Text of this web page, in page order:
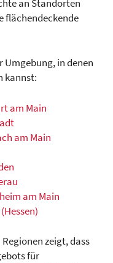
an Standorten
flächendeckende
Umgebung, in denen
kannst:
am Main
am Main
am Main
zeigt, dass
für